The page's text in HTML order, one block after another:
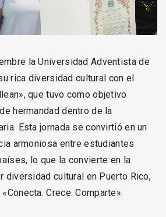
la Universidad Adventista de
rica diversidad cultural con el
que tuvo como objetivo
hermandad dentro de la
Esta jornada se convirtió en un
armoniosa entre estudiantes
lo que la convierte en la
diversidad cultural en Puerto Rico,
Crece. Comparte».